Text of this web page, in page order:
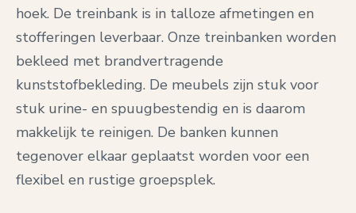
hoek. De treinbank is in talloze afmetingen en
stofferingen leverbaar. Onze treinbanken worden
bekleed met brandvertragende
kunststofbekleding. De meubels zijn stuk voor
stuk urine- en spuugbestendig en is daarom
makkelijk te reinigen. De banken kunnen
tegenover elkaar geplaatst worden voor een
flexibel en rustige groepsplek.